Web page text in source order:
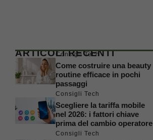
ARTICOLI RECENTI
Consigli Tech
Come costruire una beauty
routine efficace in pochi
passaggi
Consigli Tech
Scegliere la tariffa mobile
nel 2026: i fattori chiave
prima del cambio operatore
Consigli Tech